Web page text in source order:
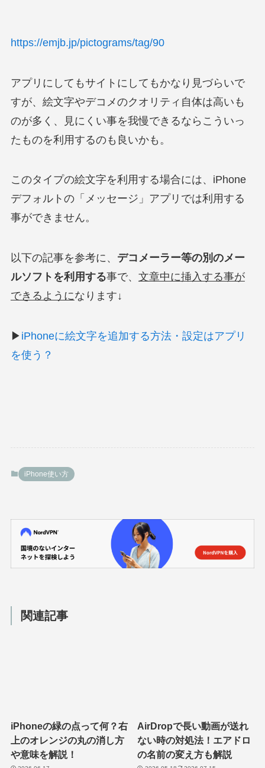
https://emjb.jp/pictograms/tag/90
アプリにしてもサイトにしてもかなり見づらいで
すが、絵文字やデコメのクオリティ自体は高いも
のが多く、見にくい事を我慢できるならこういっ
たものを利用するのも良いかも。
このタイプの絵文字を利用する場合には、iPhone
デフォルトの「メッセージ」アプリでは利用する
事ができません。
以下の記事を参考に、 デコメーラー等の別のメー
ルソフトを利用する事で、 文章中に挿入する事が
できるようになります↓
▶ iPhoneに絵文字を追加する方法・設定はアプリ
を使う？
iPhone使い方
関連記事
iPhoneの緑の点って何？右
上のオレンジの丸の消し方
や意味を解説！
AirDropで長い動画が送れ
ない時の対処法！エアドロ
の名前の変え方も解説